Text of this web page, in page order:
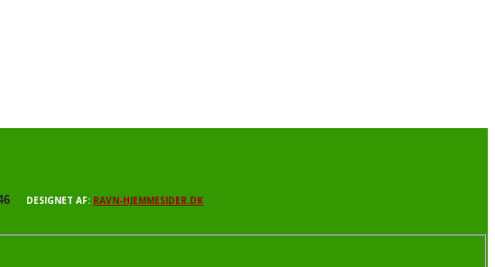
DESIGNET AF: RAVN-HJEMMESIDER.DK